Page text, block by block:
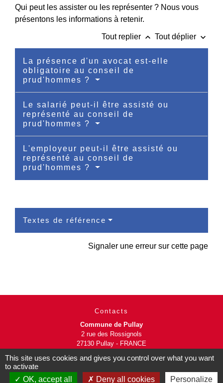
Qui peut les assister ou les représenter ? Nous vous
présentons les informations à retenir.
Tout replier keyboard_arrow_up Tout déplier keyboard_arrow_down
La présence d'un avocat est-elle
obligatoire au conseil de
prud'hommes ?
Le salarié peut-il être assisté ou
représenté au conseil de
prud'hommes ?
L'employeur peut-il être assisté ou
représenté au conseil de
prud'hommes ?
Textes de référence
Signaler une erreur sur cette page
Contacts
Commune de Pullay
2 rue des Rossignols
27130 Pullay - FRANCE
Site internet :
This site uses cookies and gives you control over what you want
to activate
OK, accept all
Deny all cookies Personalize